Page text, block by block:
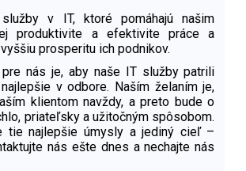
v IT, ktoré pomáhajú našim
produktivite a efektivite práce a
prosperitu ich podnikov.
nás je, aby naše IT služby patrili
v odbore. Naším želaním je,
klientom navždy, a preto bude o
priateľsky a užitočným spôsobom.
tie najlepšie úmysly a jediný cieľ –
nás ešte dnes a nechajte nás